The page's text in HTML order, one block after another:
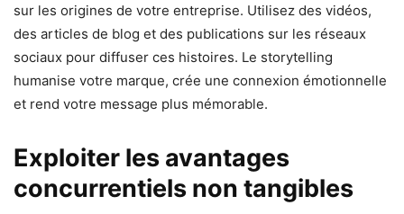
sur les origines de votre entreprise. Utilisez des vidéos,
des articles de blog et des publications sur les réseaux
sociaux pour diffuser ces histoires. Le storytelling
humanise votre marque, crée une connexion émotionnelle
et rend votre message plus mémorable.
Exploiter les avantages
concurrentiels non tangibles